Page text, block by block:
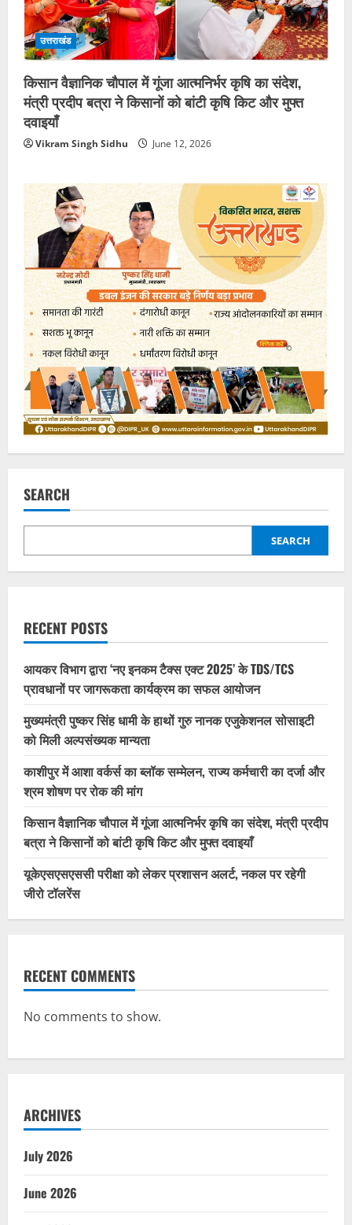
उत्तराखंड
किसान वैज्ञानिक चौपाल में गूंजा आत्मनिर्भर कृषि का संदेश,
मंत्री प्रदीप बत्रा ने किसानों को बांटी कृषि किट और मुफ्त
दवाइयाँ
Vikram Singh Sidhu June 12, 2026
SEARCH
SEARCH
RECENT POSTS
आयकर विभाग द्वारा ‘नए इनकम टैक्स एक्ट 2025’ के TDS/TCS
प्रावधानों पर जागरूकता कार्यक्रम का सफल आयोजन
मुख्यमंत्री पुष्कर सिंह धामी के हाथों गुरु नानक एजुकेशनल सोसाइटी
को मिली अल्पसंख्यक मान्यता
काशीपुर में आशा वर्कर्स का ब्लॉक सम्मेलन, राज्य कर्मचारी का दर्जा और
श्रम शोषण पर रोक की मांग
किसान वैज्ञानिक चौपाल में गूंजा आत्मनिर्भर कृषि का संदेश, मंत्री प्रदीप
बत्रा ने किसानों को बांटी कृषि किट और मुफ्त दवाइयाँ
यूकेएसएसएससी परीक्षा को लेकर प्रशासन अलर्ट, नकल पर रहेगी
जीरो टॉलरेंस
RECENT COMMENTS
No comments to show.
ARCHIVES
July 2026
June 2026